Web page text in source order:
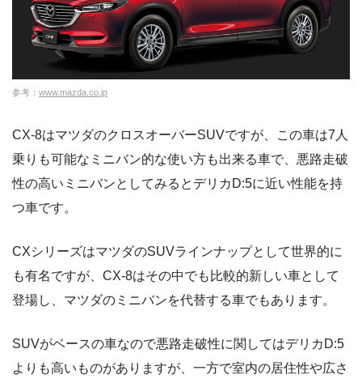
参考： www.mazda.co.jp
CX-8はマツダのクロスオーバーSUVですが、この車は7人
乗りも可能なミニバン的な使い方も出来る車で、悪路走破
性の高いミニバンとしてみるとデリカD:5に近い性能を持
つ車です。
CXシリーズはマツダのSUVラインナップとして世界的に
も有名ですが、CX-8はその中でも比較的新しい車として
登場し、マツダのミニバンを代替する車でもあります。
SUVがベースの車なので悪路走破性に関してはデリカD:5
よりも高いものがありますが、一方で室内の居住性や広さ